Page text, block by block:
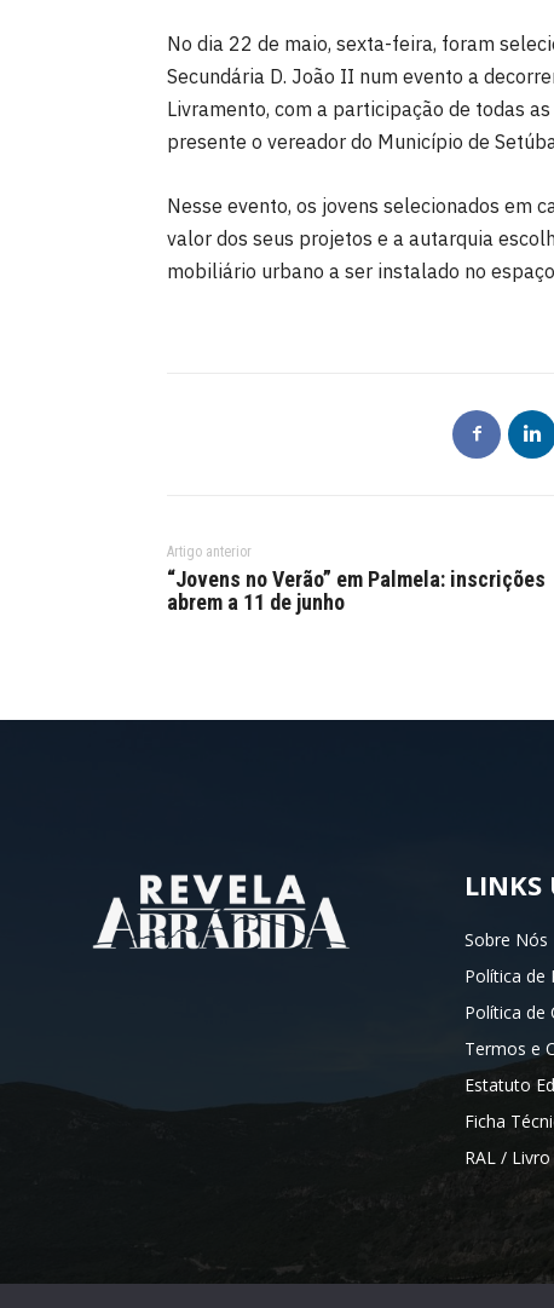
No dia 22 de maio, sexta-feira, foram
Secundária D. João II num evento a
Livramento, com a participação de todas
presente o vereador do Município de
Nesse evento, os jovens selecionados em
valor dos seus projetos e a autarquia
mobiliário urbano a ser instalado no
Artigo anterior
“Jovens no Verão” em Palmela: inscrições
abrem a 11 de junho
LINKS
Sobre Nós
Política de
Política de
Termos e
Estatuto
Ficha
RAL /